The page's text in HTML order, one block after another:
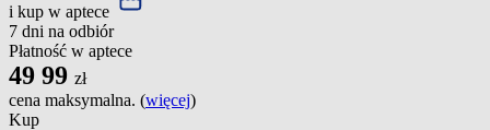
i kup w aptece
7 dni na odbiór
Płatność w aptece
49 99 zł
cena maksymalna. (więcej)
Kup